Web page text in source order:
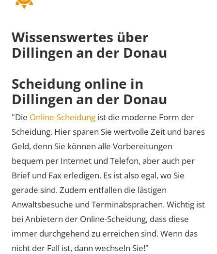
Wissenswertes über
Dillingen an der Donau
Scheidung online in
Dillingen an der Donau
"Die Online-Scheidung ist die moderne Form der
Scheidung. Hier sparen Sie wertvolle Zeit und bares
Geld, denn Sie können alle Vorbereitungen
bequem per Internet und Telefon, aber auch per
Brief und Fax erledigen. Es ist also egal, wo Sie
gerade sind. Zudem entfallen die lästigen
Anwaltsbesuche und Terminabsprachen. Wichtig ist
bei Anbietern der Online-Scheidung, dass diese
immer durchgehend zu erreichen sind. Wenn das
nicht der Fall ist, dann wechseln Sie!"